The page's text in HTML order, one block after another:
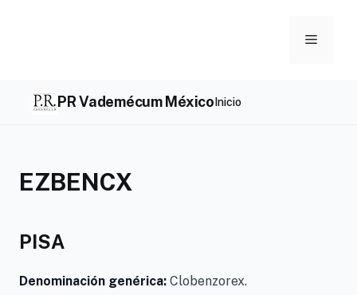
Menu
PR Vademécum MéxicoInicio
EZBENCX
PISA
Denominación genérica: Clobenzorex.